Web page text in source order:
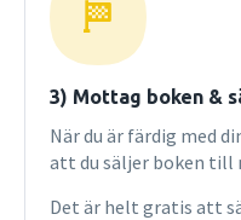
3) Mottag boken &
När du är färdig med
att du säljer boken till
Det är helt gratis att